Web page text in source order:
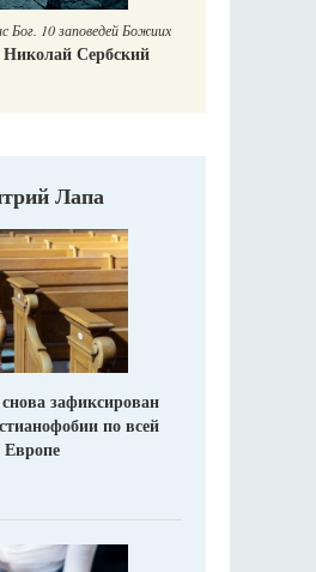
Бог. 10 заповедей Божиих
Сербский
Лапа
зафиксирован
по всей
Европе